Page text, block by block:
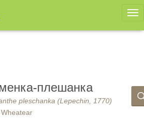
плешанка
pleschanka (Lepechin, 1770)
Wheatear